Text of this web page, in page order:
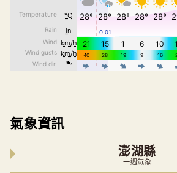
氣象資訊
澎湖縣
一週氣象